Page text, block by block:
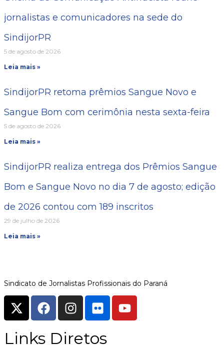
jornalistas e comunicadores na sede do
SindijorPR
5 de agosto de 2026
Leia mais »
SindijorPR retoma prêmios Sangue Novo e
Sangue Bom com cerimônia nesta sexta-feira
5 de agosto de 2026
Leia mais »
SindijorPR realiza entrega dos Prêmios Sangue
Bom e Sangue Novo no dia 7 de agosto; edição
de 2026 contou com 189 inscritos
29 de julho de 2026
Leia mais »
Sindicato de Jornalistas Profissionais do Paraná
Links Diretos